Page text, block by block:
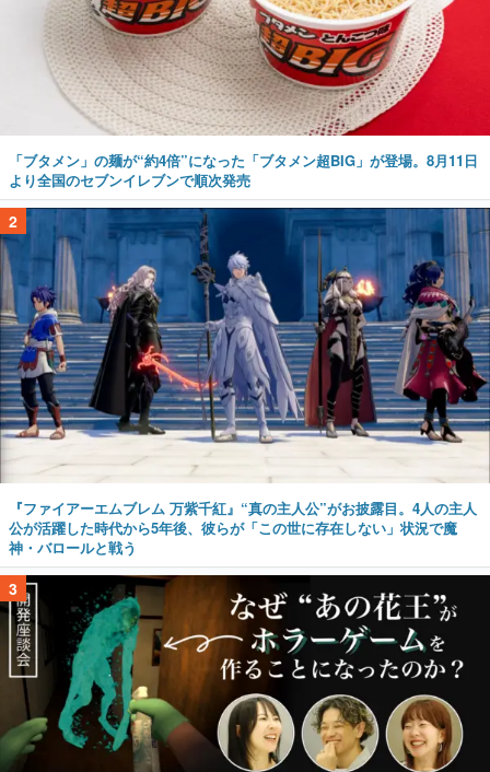
「ブタメン」の麺が“約4倍”になった「ブタメン超BIG」が登場。8月11日
より全国のセブンイレブンで順次発売
2
『ファイアーエムブレム 万紫千紅』“真の主人公”がお披露目。4人の主人
公が活躍した時代から5年後、彼らが「この世に存在しない」状況で魔
神・バロールと戦う